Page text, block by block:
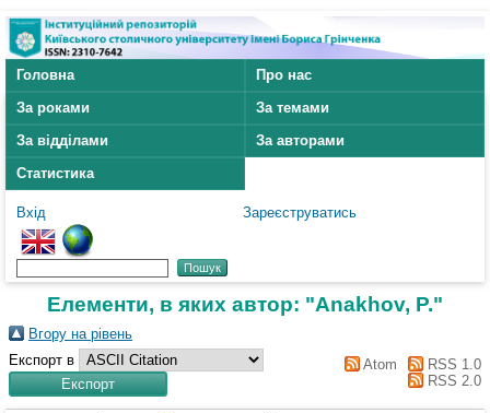
Головна
Про нас
За роками
За темами
За відділами
За авторами
Статистика
Вхід Зареєструватись
Елементи, в яких автор: "Anakhov, P."
Вгору на рівень
Експорт в
Atom
RSS 1.0
RSS 2.0